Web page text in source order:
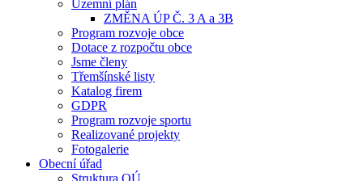
Územní plán
ZMĚNA ÚP Č. 3 A a 3B
Program rozvoje obce
Dotace z rozpočtu obce
Jsme členy
Třemšínské listy
Katalog firem
GDPR
Program rozvoje sportu
Realizované projekty
Fotogalerie
Obecní úřad
Struktura OÚ